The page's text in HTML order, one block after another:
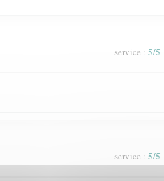
service : 5/5
service : 5/5